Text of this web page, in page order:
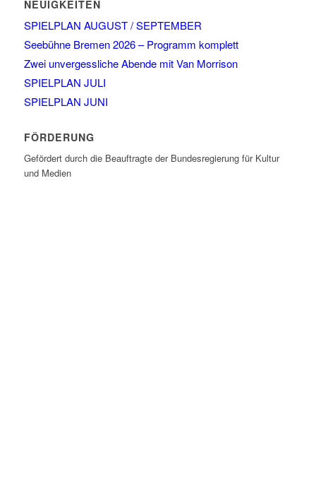
NEUIGKEITEN
SPIELPLAN AUGUST / SEPTEMBER
Seebühne Bremen 2026 – Programm komplett
Zwei unvergessliche Abende mit Van Morrison
SPIELPLAN JULI
SPIELPLAN JUNI
FÖRDERUNG
Gefördert durch die Beauftragte der Bundesregierung für Kultur
und Medien